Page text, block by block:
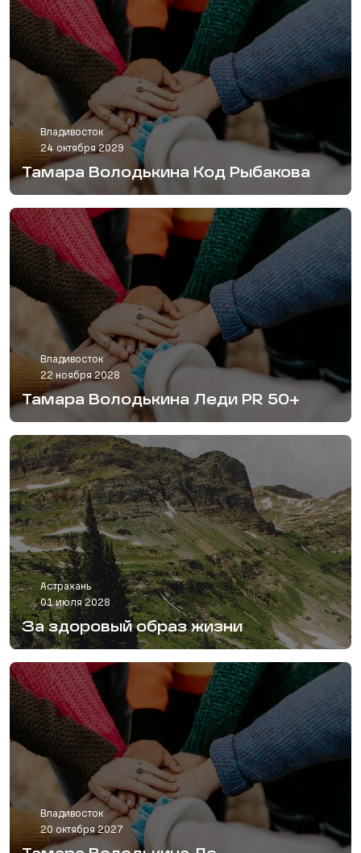
Владивосток
24 октября 2029
Тамара Володькина Код Рыбакова
Владивосток
22 ноября 2028
Тамара Володькина Леди PR 50+
Астрахань
01 июля 2028
За здоровый образ жизни
Владивосток
20 октября 2027